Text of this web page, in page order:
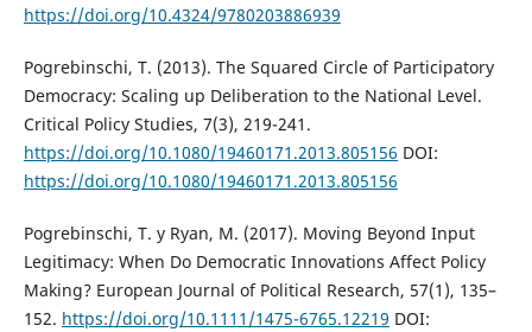
https://doi.org/10.4324/9780203886939
Pogrebinschi, T. (2013). The Squared Circle of Participatory
Democracy: Scaling up Deliberation to the National Level.
Critical Policy Studies, 7(3), 219-241.
https://doi.org/10.1080/19460171.2013.805156 DOI:
https://doi.org/10.1080/19460171.2013.805156
Pogrebinschi, T. y Ryan, M. (2017). Moving Beyond Input
Legitimacy: When Do Democratic Innovations Affect Policy
Making? European Journal of Political Research, 57(1), 135–
152. https://doi.org/10.1111/1475-6765.12219 DOI: